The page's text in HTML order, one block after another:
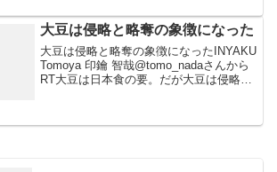
アイスを販売している光景を目にするこ
とができます。赤や...
大豆は侵略と略奪の象徴になった
大豆は侵略と略奪の象徴になったINYAKU
Tomoya 印鑰 智哉@tomo_nadaさんから
RT大豆は日本食の要。だが大豆は侵略と
ン。日本政府が国策として推進。「不...